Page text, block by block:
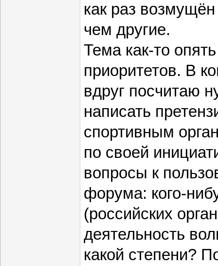
как раз
чем другие.
Тема как-то
приоритетов. В
вдруг посчитаю
написать
спортивным
по своей
вопросы к
форума: кого-
(российских
деятельность
какой степени?